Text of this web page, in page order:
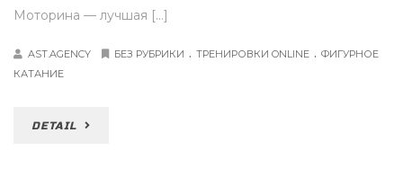
Моторина — лучшая […]
AST.AGENCY БЕЗ РУБРИКИ . ТРЕНИРОВКИ ONLINE . ФИГУРНОЕ
КАТАНИЕ
DETAIL